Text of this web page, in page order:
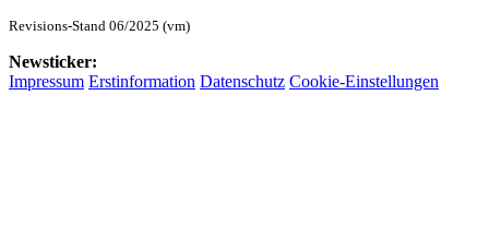
Revisions-Stand 06/2025 (vm)
Newsticker:
Impressum Erstinformation Datenschutz Cookie-Einstellungen